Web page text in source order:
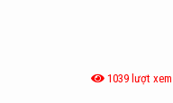
1039 lượt xem